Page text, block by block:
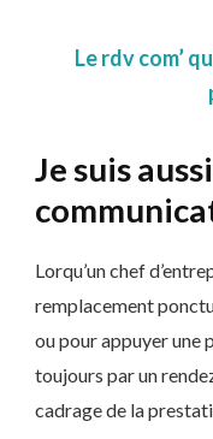
Le rdv com’
Je suis
Lorqu’un chef
remplacement
ou pour appuyer une
toujours par un
cadrage de la